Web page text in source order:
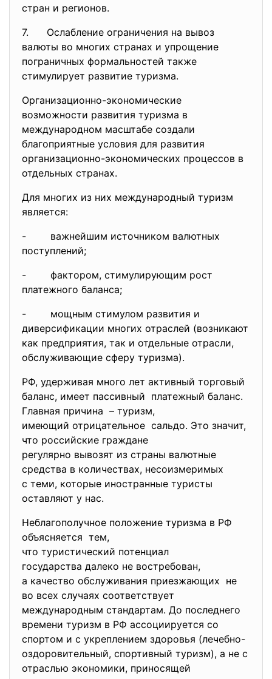
стран и регионов.
7. Ослабление ограничения на вывоз
валюты во многих странах и упрощение
пограничных формальностей также
стимулирует развитие туризма.
Организационно-экономические
возможности развития туризма в
международном масштабе создали
благоприятные условия для развития
организационно-экономических процессов в
отдельных странах.
Для многих из них международный туризм
является:
- важнейшим источником валютных
поступлений;
- фактором, стимулирующим рост
платежного баланса;
- мощным стимулом развития и
диверсификации многих отраслей (возникают
как предприятия, так и отдельные отрасли,
обслуживающие сферу туризма).
РФ, удерживая много лет активный торговый
баланс, имеет пассивный платежный баланс.
Главная причина – туризм,
имеющий отрицательное сальдо. Это значит,
что российские граждане
регулярно вывозят из страны валютные
средства в количествах, несоизмеримых
с теми, которые иностранные туристы
оставляют у нас.
Неблагополучное положение туризма в РФ
объясняется тем,
что туристический потенциал
государства далеко не востребован,
а качество обслуживания приезжающих не
во всех случаях соответствует
международным стандартам. До последнего
времени туризм в РФ ассоциируется со
спортом и с укреплением здоровья (лечебно-
оздоровительный, спортивный туризм), а не с
отраслью экономики, приносящей